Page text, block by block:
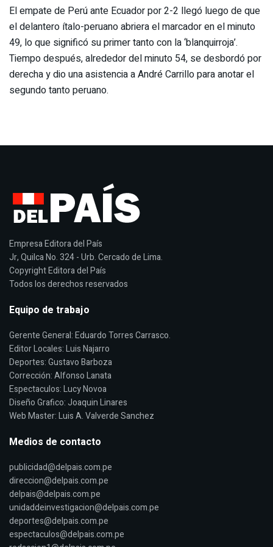
El empate de Perú ante Ecuador por 2-2 llegó luego de que
el delantero ítalo-peruano abriera el marcador en el minuto
49, lo que significó su primer tanto con la ‘blanquirroja’.
Tiempo después, alrededor del minuto 54, se desbordó por
derecha y dio una asistencia a André Carrillo para anotar el
segundo tanto peruano.
Empresa Editora del País
Jr, Quilca No. 324 - Urb. Cercado de Lima.
Copyright Editora del País
Todos los derechos reservados
Equipo de trabajo
Gerente General: Eduardo Torres Carrasco.
Editor Locales: Luis Najarro
Deportes: Gustavo Barboza
Corrección: Alfonso Lanata
Espectaculos: Lucy Novoa
Diseño Grafico: Joaquin Linares
Web Master: Luis A. Valverde Sanchez
Medios de contacto
publicidad@delpais.com.pe
direccion@delpais.com.pe
delpais@delpais.com.pe
unidaddeinvestigacion@delpais.com.pe
deportes@delpais.com.pe
espectaculos@delpais.com.pe